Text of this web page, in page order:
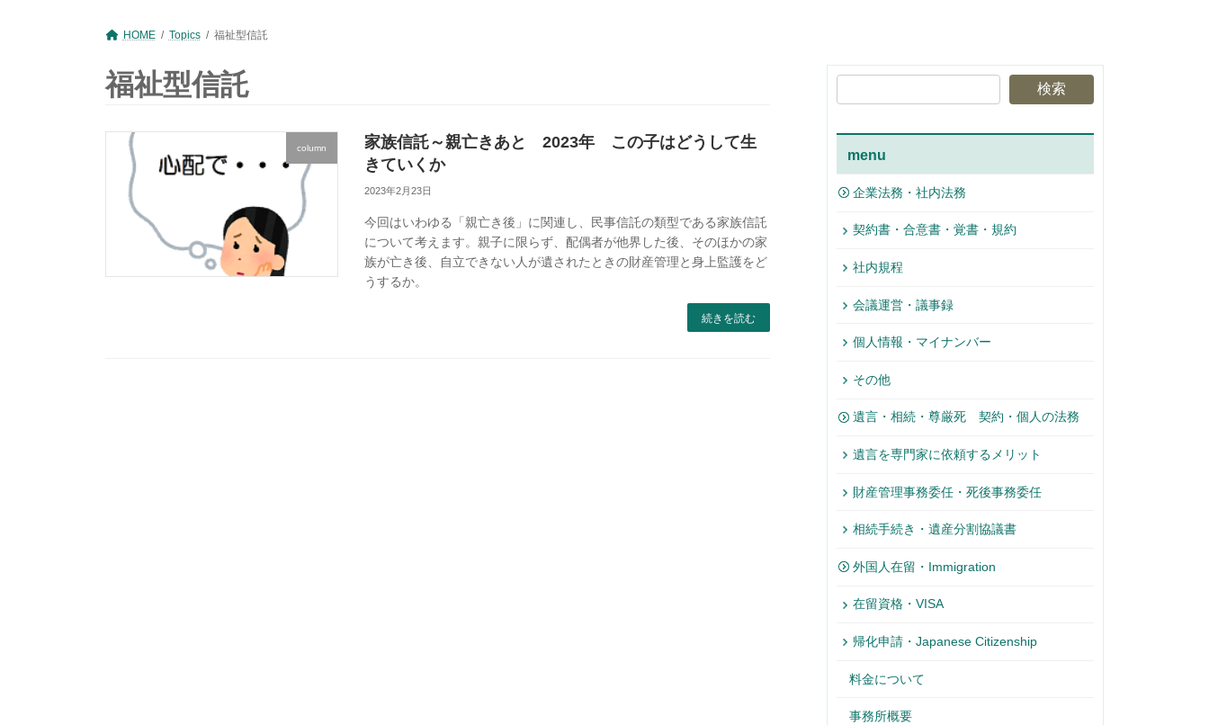
HOME Topics 福祉型信託
福祉型信託
column
家族信託～親亡きあと 2023年 この子はどうして生
きていくか
2023年2月23日
今回はいわゆる「親亡き後」に関連し、民事信託の類型である家族信託
について考えます。親子に限らず、配偶者が他界した後、そのほかの家
族が亡き後、自立できない人が遺されたときの財産管理と身上監護をど
うするか。
続きを読む
検索
menu
企業法務・社内法務
契約書・合意書・覚書・規約
社内規程
会議運営・議事録
個人情報・マイナンバー
その他
遺言・相続・尊厳死 契約・個人の法務
遺言を専門家に依頼するメリット
財産管理事務委任・死後事務委任
相続手続き・遺産分割協議書
外国人在留・Immigration
在留資格・VISA
帰化申請・Japanese Citizenship
料金について
事務所概要